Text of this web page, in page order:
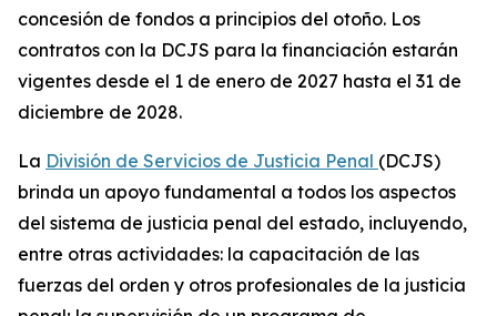
concesión de fondos a principios del otoño. Los
contratos con la DCJS para la financiación estarán
vigentes desde el 1 de enero de 2027 hasta el 31 de
diciembre de 2028.
La División de Servicios de Justicia Penal (DCJS)
brinda un apoyo fundamental a todos los aspectos
del sistema de justicia penal del estado, incluyendo,
entre otras actividades: la capacitación de las
fuerzas del orden y otros profesionales de la justicia